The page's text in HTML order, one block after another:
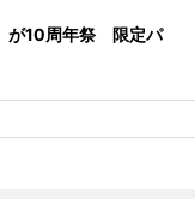
が10周年祭 限定パ